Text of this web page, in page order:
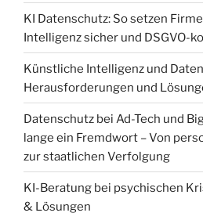
KI Datenschutz: So setzen
Intelligenz sicher und DSGVO-
Künstliche Intelligenz und
Herausforderungen und
Datenschutz bei Ad-Tech und
lange ein Fremdwort – Von
zur staatlichen Verfolgung
KI-Beratung bei psychischen
& Lösungen